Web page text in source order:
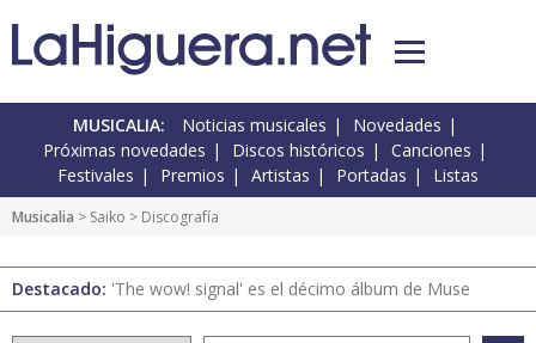
MUSICALIA: Noticias musicales
Novedades
Próximas novedades
Discos históricos
Canciones
Festivales
Premios Artistas Portadas Listas
Musicalia > Saiko > Discografía
Destacado: 'The wow! signal' es el décimo álbum de Muse